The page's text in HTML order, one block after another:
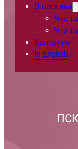
О насилии
Что
Что
Контакты
In English